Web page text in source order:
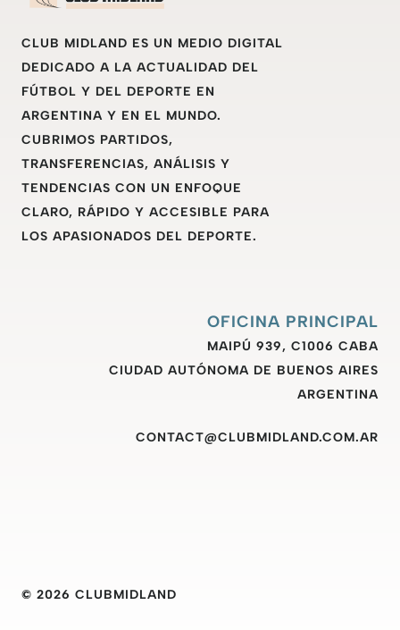
CLUB MIDLAND ES UN MEDIO DIGITAL
DEDICADO A LA ACTUALIDAD DEL
FÚTBOL Y DEL DEPORTE EN
ARGENTINA Y EN EL MUNDO.
CUBRIMOS PARTIDOS,
TRANSFERENCIAS, ANÁLISIS Y
TENDENCIAS CON UN ENFOQUE
CLARO, RÁPIDO Y ACCESIBLE PARA
LOS APASIONADOS DEL DEPORTE.
OFICINA PRINCIPAL
MAIPÚ 939, C1006 CABA
CIUDAD AUTÓNOMA DE BUENOS AIRES
ARGENTINA
CONTACT@CLUBMIDLAND.COM.AR
© 2026 CLUBMIDLAND